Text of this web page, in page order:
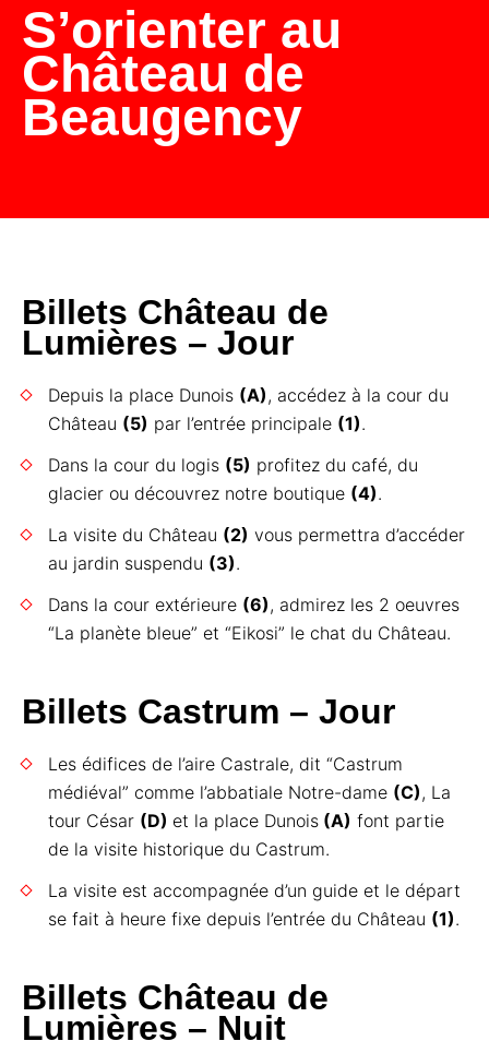
S’orienter au
Château de
Beaugency
Billets Château de
Lumières – Jour
Depuis la place Dunois (A), accédez à la cour du
Château (5) par l’entrée principale (1).
Dans la cour du logis (5) profitez du café, du
glacier ou découvrez notre boutique (4).
La visite du Château (2) vous permettra d’accéder
au jardin suspendu (3).
Dans la cour extérieure (6), admirez les 2 oeuvres
“La planète bleue” et “Eikosi” le chat du Château.
Billets Castrum – Jour
Les édifices de l’aire Castrale, dit “Castrum
médiéval” comme l’abbatiale Notre-dame (C) , La
tour César (D) et la place Dunois (A) font partie
de la visite historique du Castrum.
La visite est accompagnée d’un guide et le départ
se fait à heure fixe depuis l’entrée du Château (1).
Billets Château de
Lumières – Nuit